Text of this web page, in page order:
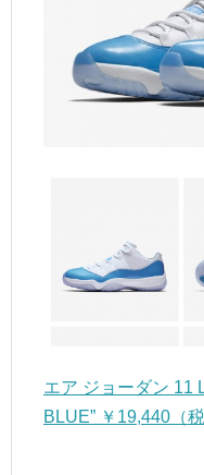
エア ジョーダン 11
BLUE” ￥19,440（税